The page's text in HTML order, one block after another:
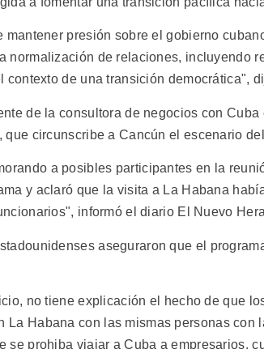
presión sobre el gobierno
normalización de relaciones, incluyendo
contexto de una transición democrática",
de la consultora de negocios con
que circunscribe a Cancún el escenario
a posibles participantes en la
y aclaró que la visita a La Habana
informó el diario El Nuevo
aseguraron que el
no tiene explicación el hecho de que
La Habana con las mismas personas con
se prohiba viajar a Cuba a empresarios,